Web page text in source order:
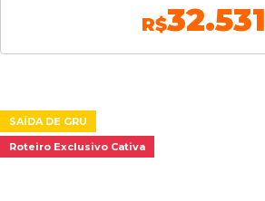
R$32.531
SAÍDA DE GRU
Roteiro Exclusivo Cativa